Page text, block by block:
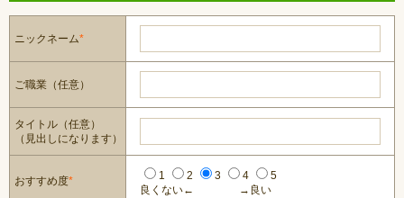
ニックネーム*
ご職業（任意）
タイトル（任意）
（見出しになります）
おすすめ度* 1 2 3 4
5
良くない←
→良い